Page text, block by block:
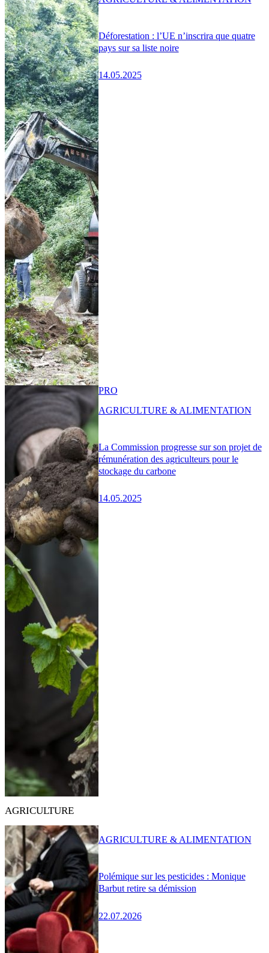
Déforestation : l’UE n’inscrira que quatre
pays sur sa liste noire
14.05.2025
La Commission progresse sur son projet de
rémunération des agriculteurs pour le
stockage du carbone
14.05.2025
PRO
AGRICULTURE & ALIMENTATION
AGRICULTURE
Polémique sur les pesticides : Monique
Barbut retire sa démission
22.07.2026
AGRICULTURE & ALIMENTATION